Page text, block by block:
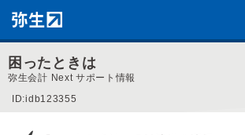
困ったときは
弥生会計 Next サポート情報
ID:idb123355